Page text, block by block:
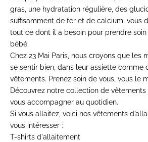
gras, une hydratation régulière, des
suffisamment de fer et de calcium, vous
tout ce dont il a besoin pour prendre
bébé.
Chez 23 Mai Paris, nous croyons que les
se sentir bien, dans leur assiette comme
vêtements. Prenez soin de vous, vous le
Découvrez notre collection de
vous accompagner au quotidien.
Si vous allaitez, voici nos vêtements
vous intéresser :
T-shirts d'allaitement